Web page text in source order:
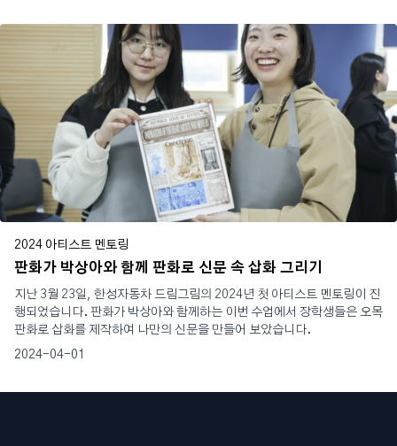
2024 아티스트 멘토링
판화가 박상아와 함께 판화로 신문 속 삽화 그리기
지난 3월 23일, 한성자동차 드림그림의 2024년 첫 아티스트 멘토링이 진
행되었습니다. 판화가 박상아와 함께하는 이번 수업에서 장학생들은 오목
판화로 삽화를 제작하여 나만의 신문을 만들어 보았습니다.
2024-04-01